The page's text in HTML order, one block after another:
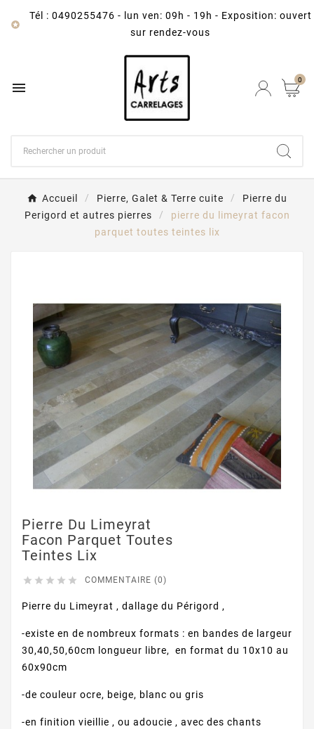

Tél : 0490255476 -
lun ven: 09h - 19h - Exposition: ouvert
sur rendez-vous
 0
Accueil Pierre, Galet & Terre cuite
Pierre du
Perigord et autres pierres
pierre du limeyrat facon
parquet toutes teintes lix
Pierre Du Limeyrat
Facon Parquet Toutes
Teintes Lix
     COMMENTAIRE (0)
Pierre du Limeyrat , dallage du Périgord ,
-existe en de nombreux formats : en bandes de largeur
30,40,50,60cm longueur libre, en format du 10x10 au
60x90cm
-de couleur ocre, beige, blanc ou gris
-en finition vieillie , ou adoucie , avec des chants